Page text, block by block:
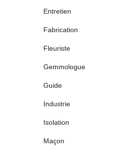
Entretien
Fabrication
Fleuriste
Gemmologue
Guide
Industrie
Isolation
Maçon